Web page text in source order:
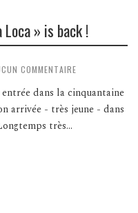
Loca » is back !
COMMENTAIRE
dans la cinquantaine
arrivée - très jeune - dans
très...